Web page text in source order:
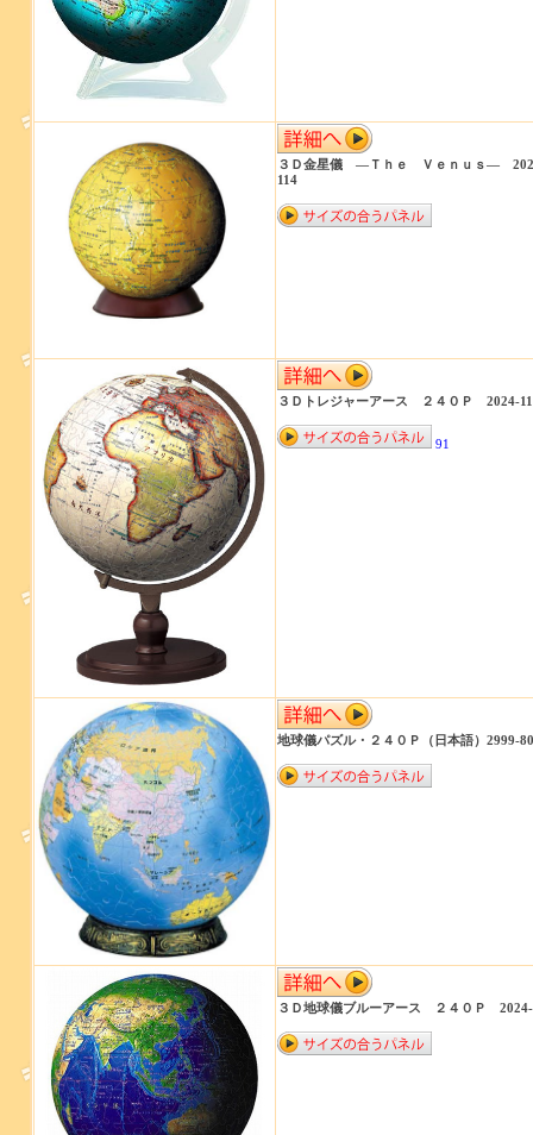
３Ｄ金星儀 ―Ｔｈｅ Ｖｅｎｕｓ―
114
３Ｄトレジャーアース ２４０Ｐ 2024-
91
地球儀パズル・２４０Ｐ（日本語）2999-
３Ｄ地球儀ブルーアース ２４０Ｐ 2024-